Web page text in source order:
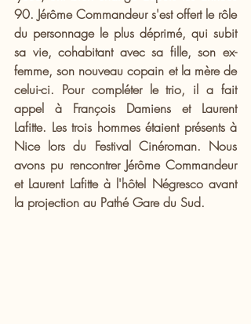
90. Jérôme Commandeur s'est offert le rôle
du personnage le plus déprimé, qui subit
sa vie, cohabitant avec sa fille, son ex-
femme, son nouveau copain et la mère de
celui-ci. Pour compléter le trio, il a fait
appel à François Damiens et Laurent
Lafitte. Les trois hommes étaient présents à
Nice lors du Festival Cinéroman. Nous
avons pu rencontrer Jérôme Commandeur
et Laurent Lafitte à l'hôtel Négresco avant
la projection au Pathé Gare du Sud.